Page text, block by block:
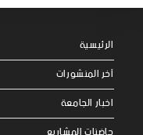
الرئيسية
آخر المنشورات
اخبار الجامعة